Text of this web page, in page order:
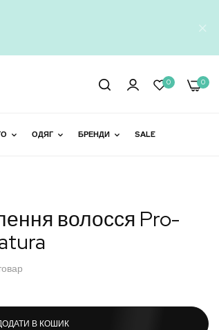
0 0
ОДЯГ БРЕНДИ SALE
волосся Pro-
В КОШИК